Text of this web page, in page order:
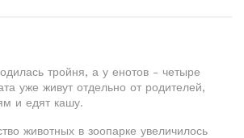
тройня, а у енотов - четыре
уже живут отдельно от родителей,
и едят кашу.
животных в зоопарке увеличилось